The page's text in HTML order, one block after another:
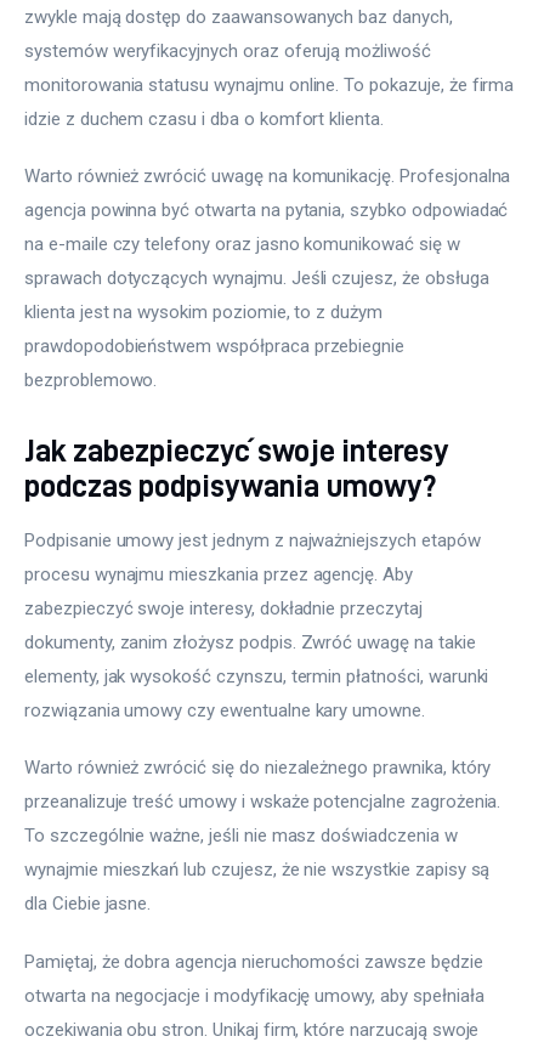
zwykle mają dostęp do zaawansowanych baz danych,
systemów weryfikacyjnych oraz oferują możliwość
monitorowania statusu wynajmu online. To pokazuje, że firma
idzie z duchem czasu i dba o komfort klienta.
Warto również zwrócić uwagę na komunikację. Profesjonalna
agencja powinna być otwarta na pytania, szybko odpowiadać
na e-maile czy telefony oraz jasno komunikować się w
sprawach dotyczących wynajmu. Jeśli czujesz, że obsługa
klienta jest na wysokim poziomie, to z dużym
prawdopodobieństwem współpraca przebiegnie
bezproblemowo.
Jak zabezpieczyć swoje interesy
podczas podpisywania umowy?
Podpisanie umowy jest jednym z najważniejszych etapów
procesu wynajmu mieszkania przez agencję. Aby
zabezpieczyć swoje interesy, dokładnie przeczytaj
dokumenty, zanim złożysz podpis. Zwróć uwagę na takie
elementy, jak wysokość czynszu, termin płatności, warunki
rozwiązania umowy czy ewentualne kary umowne.
Warto również zwrócić się do niezależnego prawnika, który
przeanalizuje treść umowy i wskaże potencjalne zagrożenia.
To szczególnie ważne, jeśli nie masz doświadczenia w
wynajmie mieszkań lub czujesz, że nie wszystkie zapisy są
dla Ciebie jasne.
Pamiętaj, że dobra agencja nieruchomości zawsze będzie
otwarta na negocjacje i modyfikację umowy, aby spełniała
oczekiwania obu stron. Unikaj firm, które narzucają swoje